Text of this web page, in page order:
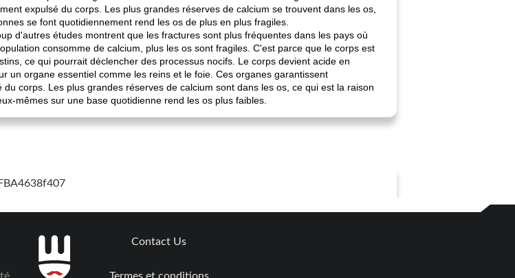
expulsé du corps. Les plus grandes réserves de calcium se trouvent dans les os,
se font quotidiennement rend les os de plus en plus fragiles.
d'autres études montrent que les fractures sont plus fréquentes dans les pays où
consomme de calcium, plus les os sont fragiles. C'est parce que le corps est
ce qui pourrait déclencher des processus nocifs. Le corps devient acide en
un organe essentiel comme les reins et le foie. Ces organes garantissent
corps. Les plus grandes réserves de calcium sont dans les os, ce qui est la raison
mêmes sur une base quotidienne rend les os plus faibles.
Contact Us